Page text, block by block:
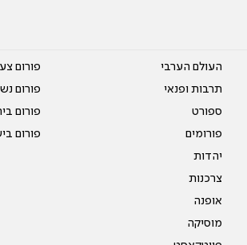
העולם הערבי
תרבות ופנאי
ספורט
פורומים
יהדות
צרכנות
אופנה
מוסיקה
פורום
פורום
פורום
פורום